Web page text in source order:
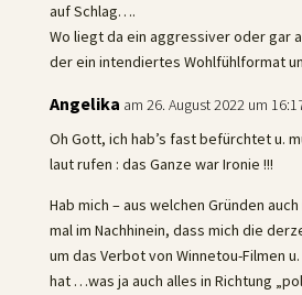
auf Schlag….
Wo liegt da ein aggressiver oder gar
der ein intendiertes Wohlfühlformat
Angelika am 26. August 2022 um
Oh Gott, ich hab’s fast befürchtet u.
laut rufen : das Ganze war Ironie !!!
Hab mich – aus welchen Gründen
mal im Nachhinein, dass mich die
um das Verbot von Winnetou-Filmen
hat …was ja auch alles in Richtung